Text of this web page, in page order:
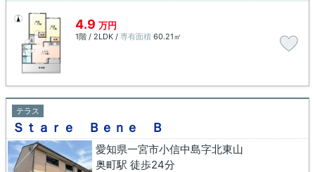
4.9 万円
1階 / 2LDK / 専有面積 60.21㎡
テラス
Ｓｔａｒｅ Ｂｅｎｅ Ｂ
愛知県一宮市小信中島字北東山
奥町駅 徒歩24分